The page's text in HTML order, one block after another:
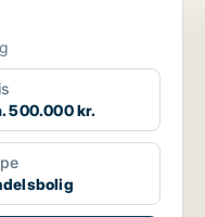
500.000 kr.